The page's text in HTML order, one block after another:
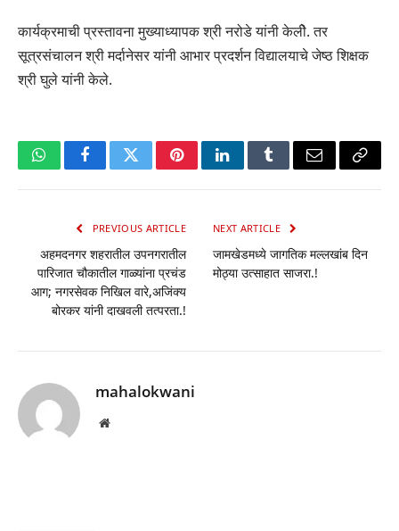
कार्यक्रमाची प्रस्तावना मुख्याध्यापक श्री नरोडे यांनी केलीे. तर
सूत्रसंचालन श्री मर्दानेसर यांनी आभार प्रदर्शन विद्यालयाचे जेष्ठ शिक्षक
श्री घुले यांनी केले.
WhatsAppFacebookTwitterPinterestLinkedInTumblrEmail Copy
PREVIOUS ARTICLE
अहमदनगर शहरातील उपनगरातील
पारिजात चौकातील गाळ्यांना प्रचंड
आग; नगरसेवक निखिल वारे,अजिंक्य
बोरकर यांनी दाखवली तत्परता.!
NEXT ARTICLE
जामखेडमध्ये जागतिक मल्लखांब दिन
मोठ्या उत्साहात साजरा.!
mahalokwani
Website